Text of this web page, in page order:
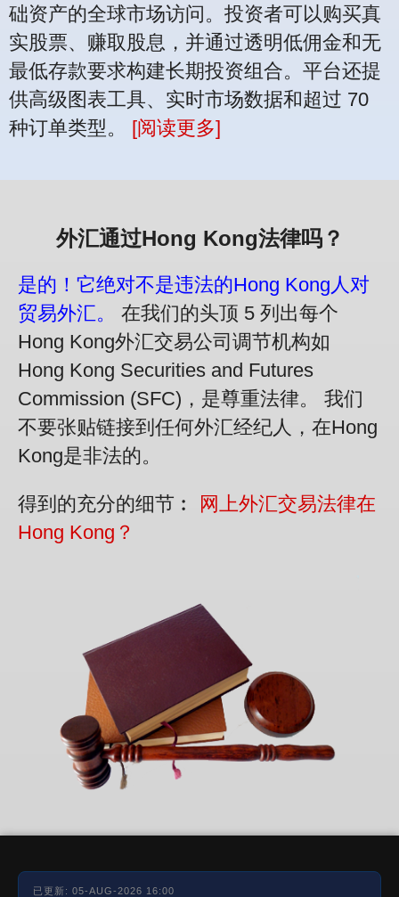
础资产的全球市场访问。投资者可以购买真
实股票、赚取股息，并通过透明低佣金和无
最低存款要求构建长期投资组合。平台还提
供高级图表工具、实时市场数据和超过 70
种订单类型。 [阅读更多]
外汇通过Hong Kong法律吗？
是的！它绝对不是违法的Hong Kong人对
贸易外汇。
在我们的头顶 5 列出每个
Hong Kong外汇交易公司调节机构如
Hong Kong Securities and Futures
Commission (SFC)，是尊重法律。 我们
不要张贴链接到任何外汇经纪人，在Hong
Kong是非法的。
得到的充分的细节︰
网上外汇交易法律在
Hong Kong？
已更新: 05-AUG-2026 16:00